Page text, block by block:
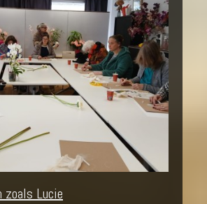
zoals Lucie